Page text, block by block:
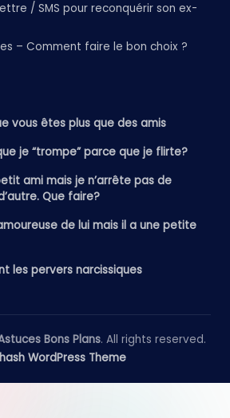
/ SMS pour reconquérir son ex-
– Comment faire le bon choix ?
vous êtes plus que des amis
je “trompe” parce que je flirte?
ami mais je n’arrête pas de
Que faire?
de lui mais il a une petite
les pervers narcissiques
Bons Plans. All rights reserved.
WordPress Theme